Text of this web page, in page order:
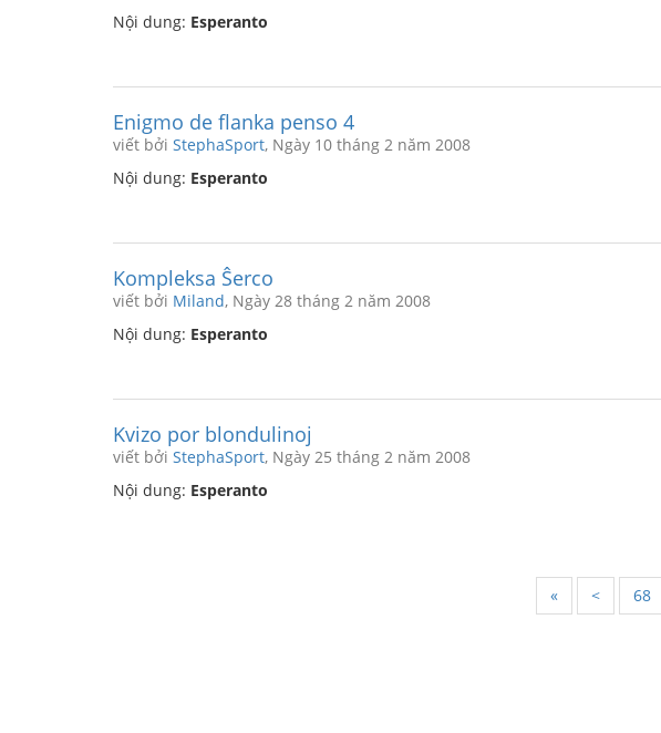
Nội dung: Esperanto
Enigmo de flanka penso 4
viết bởi StephaSport, Ngày 10 tháng 2 năm 2008
Nội dung: Esperanto
Kompleksa Ŝerco
viết bởi Miland, Ngày 28 tháng 2 năm 2008
Nội dung: Esperanto
Kvizo por blondulinoj
viết bởi StephaSport, Ngày 25 tháng 2 năm 2008
Nội dung: Esperanto
« < 68